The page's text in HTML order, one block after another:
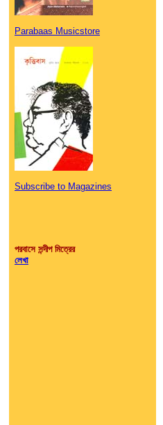
Parabaas Musicstore
Subscribe to Magazines
পরবাসে সন্দীপ মিত্রের
লেখা